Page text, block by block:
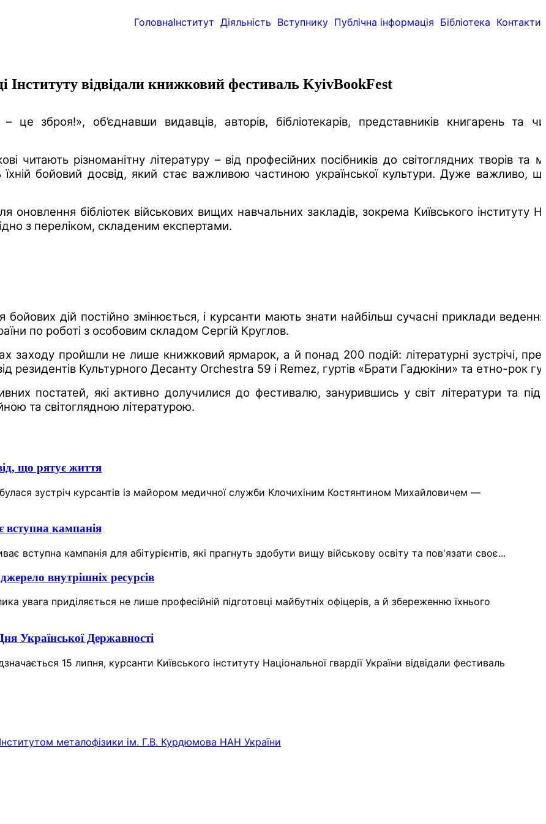
ГоловнаІнститут Діяльність Вступнику Публічна інформація Бібліотека Контакти
Інституту відвідали книжковий фестиваль KyivBookFest
об’єднавши видавців, авторів, бібліотекарів, представників книгарень та
читають різноманітну літературу – від професійних посібників до світоглядних творів та
бойовий досвід, який стає важливою частиною української культури. Дуже важливо, що
бібліотек військових вищих навчальних закладів, зокрема Київського інституту
з переліком, складеним експертами.
дій постійно змінюється, і курсанти мають знати найбільш сучасні приклади
по роботі з особовим складом Сергій Круглов.
пройшли не лише книжковий ярмарок, а й понад 200 подій: літературні зустрічі,
резидентів Культурного Десанту Orchestra 59 і Remez, гуртів «Брати Гадюкіни» та етно-рок
постатей, які активно долучилися до фестивалю, занурившись у світ літератури та
та світоглядною літературою.
що рятує життя
зустріч курсантів із майором медичної служби Клочихіним Костянтином Михайловичем —
вступна кампанія
вступна кампанія для абітурієнтів, які прагнуть здобути вищу військову освіту та пов'язати своє...
внутрішніх ресурсів
увага приділяється не лише професійній підготовці майбутніх офіцерів, а й збереженню їхнього
Української Державності
15 липня, курсанти Київського інституту Національної гвардії України відвідали фестиваль
металофізики ім. Г.В. Курдюмова НАН України